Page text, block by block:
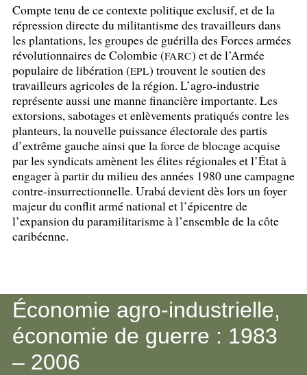
Compte tenu de ce contexte politique exclusif, et de la
répression directe du militantisme des travailleurs dans
les plantations, les groupes de guérilla des Forces armées
révolutionnaires de Colombie (FARC) et de l’Armée
populaire de libération (EPL) trouvent le soutien des
travailleurs agricoles de la région. L’agro-industrie
représente aussi une manne financière importante. Les
extorsions, sabotages et enlèvements pratiqués contre les
planteurs, la nouvelle puissance électorale des partis
d’extrême gauche ainsi que la force de blocage acquise
par les syndicats amènent les élites régionales et l’État à
engager à partir du milieu des années 1980 une campagne
contre-insurrectionnelle. Urabá devient dès lors un foyer
majeur du conflit armé national et l’épicentre de
l’expansion du paramilitarisme à l’ensemble de la côte
caribéenne.
Économie agro-industrielle,
économie de guerre : 1983
– 2006